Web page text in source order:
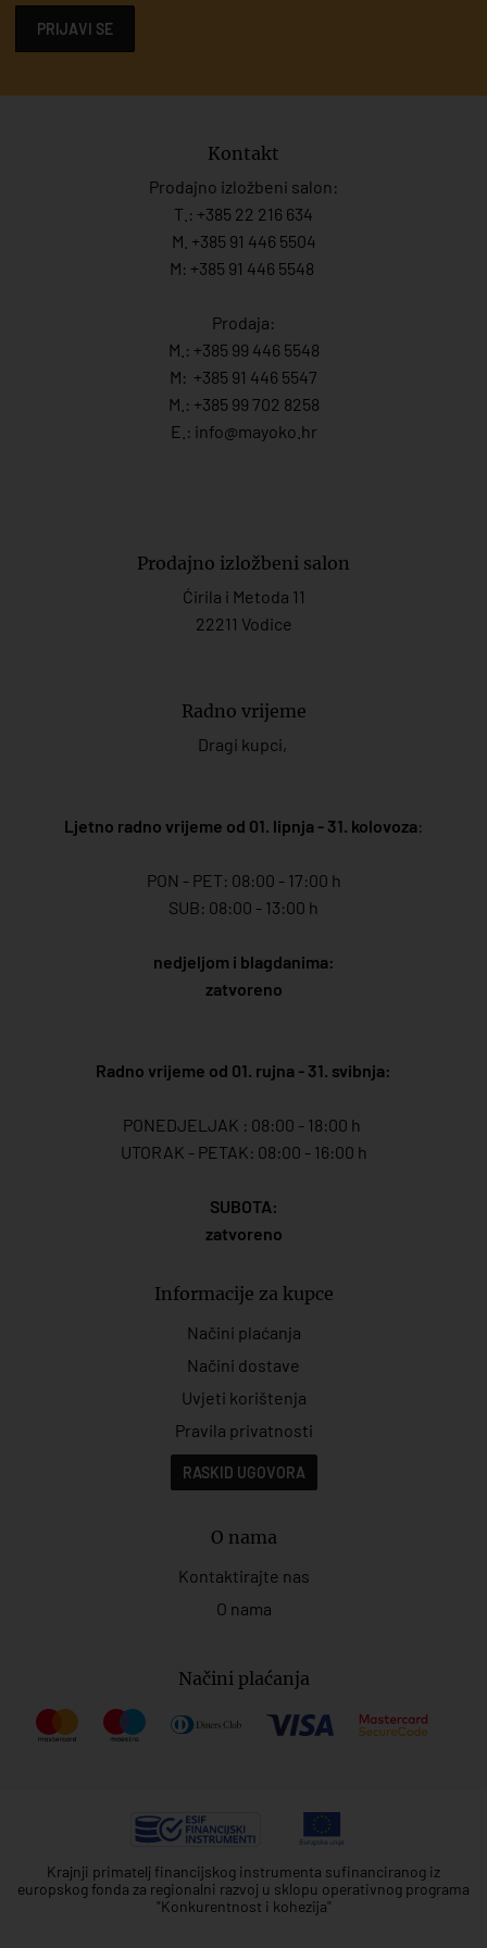
PRIJAVI SE
Kontakt
Prodajno izložbeni salon:
T.: +385 22 216 634
M. +385 91 446 5504
M: +385 91 446 5548
Prodaja:
M.: +385 99 446 5548
M: +385 91 446 5547
M.: +385 99 702 8258
E.: info@mayoko. hr
Prodajno izložbeni salon
Ćirila i Metoda 11
22211 Vodice
Radno vrijeme
Dragi kupci,
Ljetno radno vrijeme od 01. lipnja - 31. kolovoza:
PON - PET: 08:00 - 17:00 h
SUB: 08:00 - 13:00 h
nedjeljom i blagdanima:
zatvoreno
Radno vrijeme od 01. rujna - 31. svibnja:
PONEDJELJAK : 08:00 - 18:00 h
UTORAK - PETAK: 08:00 - 16:00 h
SUBOTA:
zatvoreno
Informacije za kupce
Načini plaćanja
Načini dostave
Uvjeti korištenja
Pravila privatnosti
RASKID UGOVORA
O nama
Kontaktirajte nas
O nama
Načini plaćanja
Krajnji primatelj financijskog instrumenta sufinanciranog iz
europskog fonda za regionalni razvoj u sklopu operativnog programa
"Konkurentnost i kohezija"